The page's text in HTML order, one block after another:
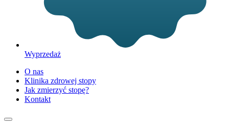
Wyprzedaż
O nas
Klinika zdrowej stopy
Jak zmierzyć stopę?
Kontakt